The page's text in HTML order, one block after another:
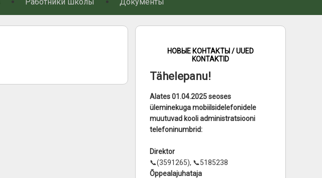
НОВЫЕ КОНТАКТЫ / UUED
KONTAKTID
Tähelepanu!
Alates 01.04.2025 seoses
üleminekuga mobiilsidelefonidele
muutuvad kooli administratsiooni
telefoninumbrid:
Direktor
📞(3591265), 📞5185238
Õppealajuhataja